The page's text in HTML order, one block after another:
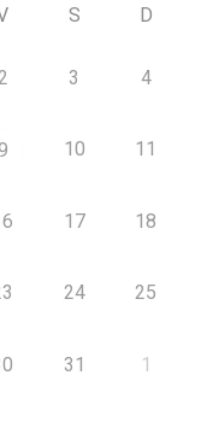
S D
3 4
10 11
17 18
24 25
31 1